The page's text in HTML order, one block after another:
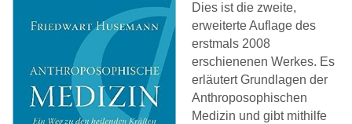
Dies ist die zweite,
erweiterte Auflage des
erstmals 2008
erschienenen Werkes. Es
erläutert Grundlagen der
Anthroposophischen
Medizin und gibt mithilfe